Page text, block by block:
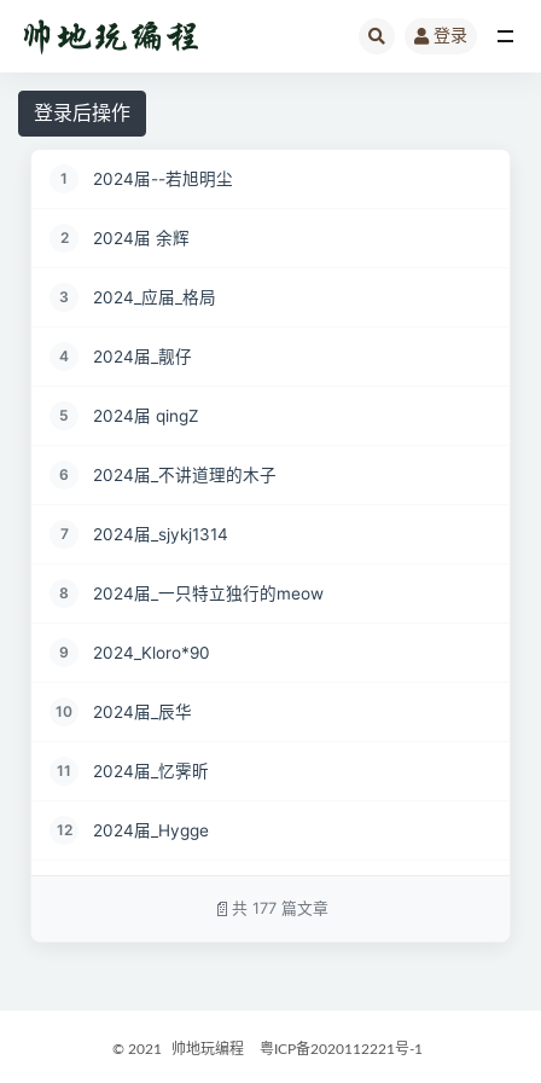
登录
登录后操作
1 2024届--若旭明尘
2 2024届 余辉
3 2024_应届_格局
4 2024届_靓仔
5 2024届 qingZ
6 2024届_不讲道理的木子
7 2024届_sjykj1314
8 2024届_一只特立独行的meow
9 2024_Kloro*90
10 2024届_辰华
11 2024届_忆霁昕
12 2024届_Hygge
共 177 篇文章
© 2021 帅地玩编程 粤ICP备2020112221号-1